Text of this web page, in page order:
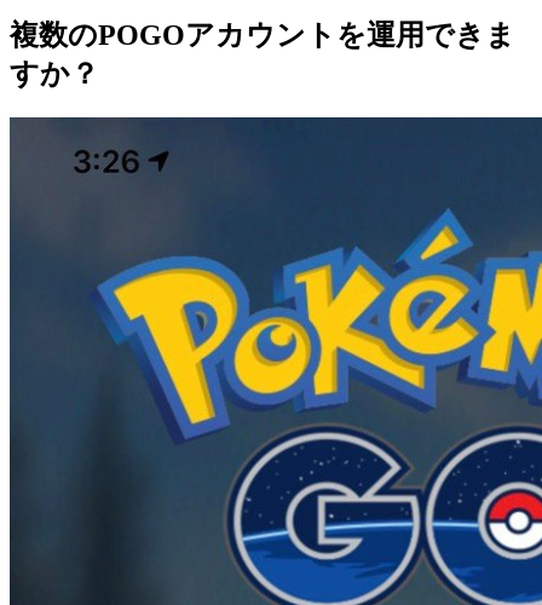
複数のPOGOアカウントを運用できま
すか？